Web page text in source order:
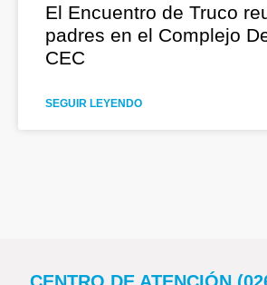
El Encuentro de Truco
padres en el Complejo
CEC
SEGUIR LEYENDO